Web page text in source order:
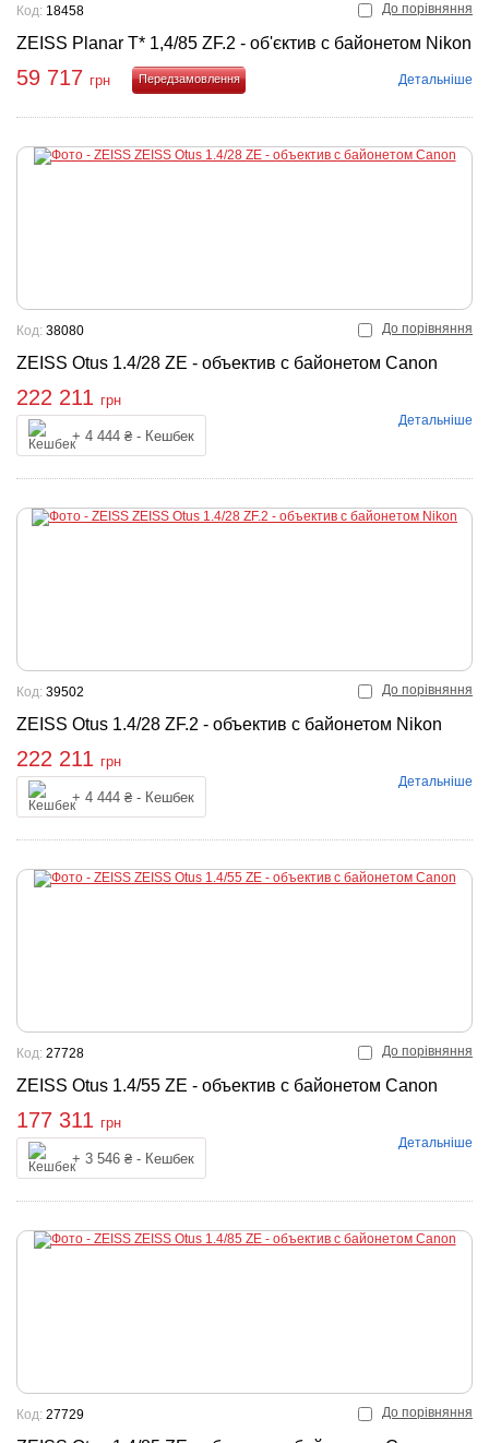
До порівняння
ZEISS Planar T* 1,4/85 ZF.2 - об'єктив с байонетом Nikon
Код: 18458
59 717 грн
Детальніше
До порівняння
ZEISS Otus 1.4/28 ZE - объектив с байонетом Canon
Код: 38080
222 211 грн
+ 4 444 ₴ - Кешбек
Купити Детальніше
До порівняння
ZEISS Otus 1.4/28 ZF.2 - объектив с байонетом Nikon
Код: 39502
222 211 грн
+ 4 444 ₴ - Кешбек
Купити Детальніше
До порівняння
ZEISS Otus 1.4/55 ZE - объектив с байонетом Canon
Код: 27728
177 311 грн
+ 3 546 ₴ - Кешбек
Купити Детальніше
До порівняння
Код: 27729